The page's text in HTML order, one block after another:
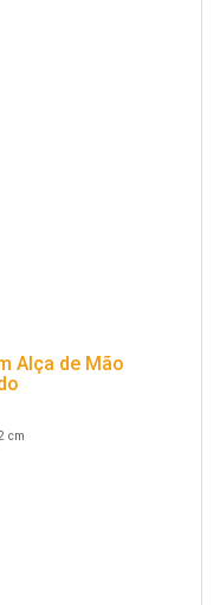
Alça de Mão
cm